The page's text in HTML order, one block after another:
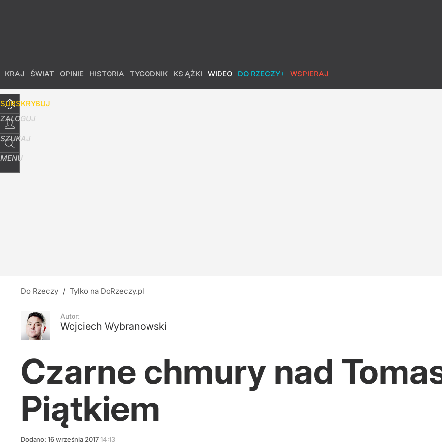
KRAJ ŚWIAT OPINIE HISTORIA TYGODNIK KSIĄŻKI WIDEO DO RZECZY+ WSPIERAJ
SUBSKRYBUJ
ZALOGUJ
SZUKAJ
MENU
Do Rzeczy / Tylko na DoRzeczy.pl
Autor:
Wojciech Wybranowski
Czarne chmury nad
Piątkiem
Dodano: 16września 201714:13